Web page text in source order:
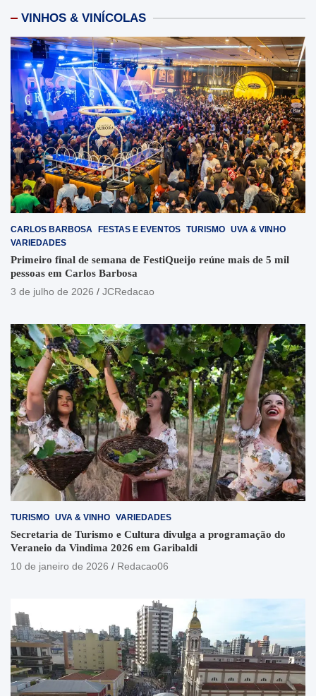
VINHOS & VINÍCOLAS
CARLOS BARBOSA FESTAS E EVENTOS TURISMO UVA & VINHO
VARIEDADES
Primeiro final de semana de FestiQueijo reúne mais de 5 mil
pessoas em Carlos Barbosa
3 de julho de 2026
JCRedacao
TURISMO UVA & VINHO VARIEDADES
Secretaria de Turismo e Cultura divulga a programação do
Veraneio da Vindima 2026 em Garibaldi
10 de janeiro de 2026
Redacao06